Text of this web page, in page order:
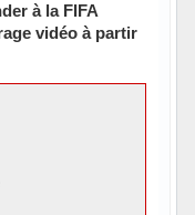
à la FIFA
vidéo à partir